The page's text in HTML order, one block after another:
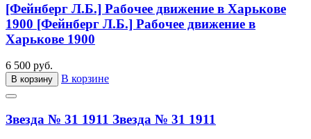
[Фейнберг Л.Б.] Рабочее движение в Харькове
1900 [Фейнберг Л.Б.] Рабочее движение в
Харькове 1900
6 500 руб.
В корзину В корзине
Звезда № 31 1911 Звезда № 31 1911